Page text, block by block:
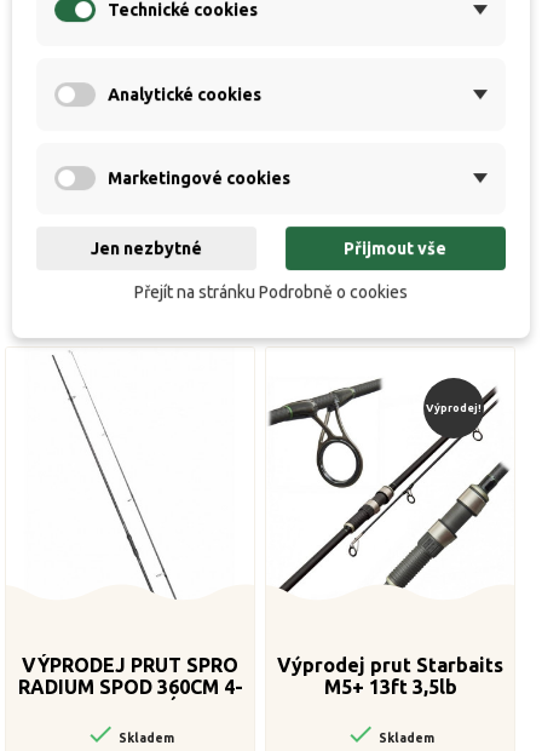
třídílném provedení. Parametry:
Testovací křivka: 3,00 lb
Transportní délka: 128 cm
VÝPRODEJ PRUT SPRO
RADIUM SPOD 360CM 4-
 Skladem
Výprodej!
Výprodej prut Starbaits
M5+ 13ft 3,5lb
 Skladem
Technické cookies
Analytické cookies
Marketingové cookies
Jen nezbytné Přijmout vše
Přejít na stránku Podrobně o cookies